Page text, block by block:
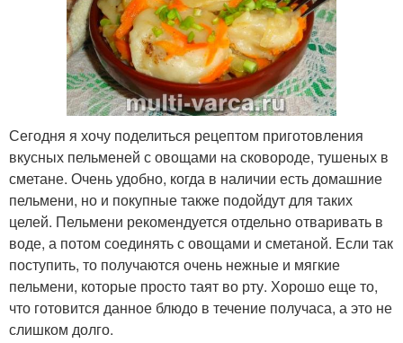
Сегодня я хочу поделиться рецептом приготовления
вкусных пельменей с овощами на сковороде, тушеных в
сметане. Очень удобно, когда в наличии есть домашние
пельмени, но и покупные также подойдут для таких
целей. Пельмени рекомендуется отдельно отваривать в
воде, а потом соединять с овощами и сметаной. Если так
поступить, то получаются очень нежные и мягкие
пельмени, которые просто таят во рту. Хорошо еще то,
что готовится данное блюдо в течение получаса, а это не
слишком долго.